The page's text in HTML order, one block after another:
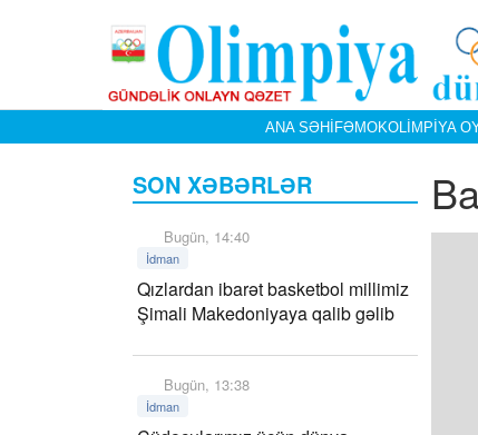
ANA SƏHIFƏMOKOLIMPIYA
SON XƏBƏRLƏR
Bugün, 14:40
İdman
Qızlardan ibarət basketbol millimiz
Şimali Makedoniyaya qalib gəlib
Bugün, 13:38
İdman